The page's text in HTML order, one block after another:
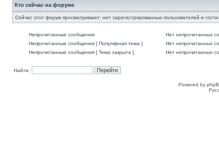
Кто сейчас на форуме
Сейчас этот форум просматривают: нет зарегистрированных пользователей и
Непрочитанные сообщения
Нет непрочитанных
Непрочитанные сообщения [ Популярная тема ]
Нет непрочитанных
Непрочитанные сообщения [ Тема закрыта ]
Нет непрочитанных
Найти:
Powered by